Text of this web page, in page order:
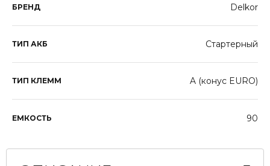
БРЕНД Delkor
ТИП АКБ Стартерный
ТИП КЛЕММ A (конус EURO)
ЕМКОСТЬ 90